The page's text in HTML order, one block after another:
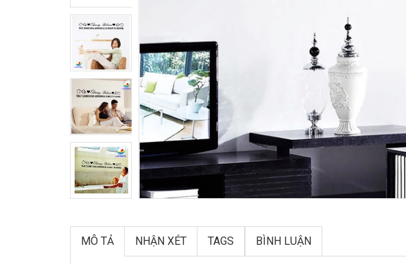
MÔ TẢ NHẬN XÉT TAGS BÌNH LUẬN